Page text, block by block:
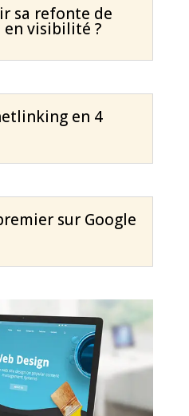
sa refonte de
en visibilité ?
en 4
sur Google